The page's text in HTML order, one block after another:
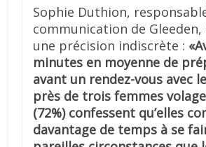
Sophie Duthion,
communication de
une précision indiscrète :
minutes en moyenne de
avant un rendez-vous avec
près de trois femmes
(72%) confessent qu’elles
davantage de temps à se